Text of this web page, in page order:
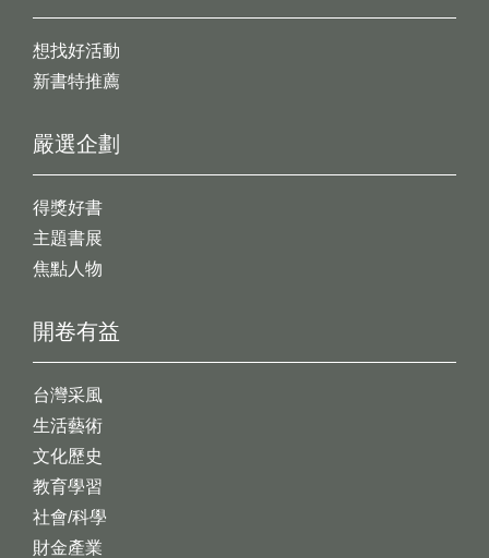
想找好活動
新書特推薦
開卷有益
台灣采風
生活藝術
文化歷史
教育學習
社會/科學
財金產業
嚴選企劃
得獎好書
主題書展
焦點人物